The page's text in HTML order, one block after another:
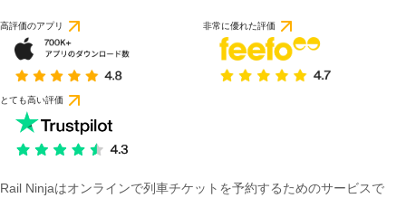
高評価のアプリ 非常に優れた評価
とても高い評価
Rail Ninjaはオンラインで列車チケットを予約するためのサービスで